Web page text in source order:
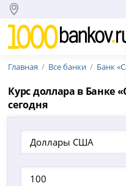
Главная Все банки Банк
Курс доллара в Банке
сегодня
Доллары США